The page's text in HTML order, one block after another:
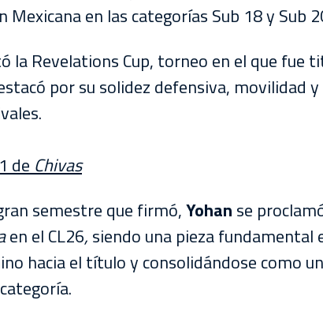
Mexicana en las categorías Sub 18 y Sub
la Revelations Cup, torneo en el que fue
por su solidez defensiva, movilidad
de Chivas
semestre que firmó,Yohan se
en el CL26, siendo una pieza fundamental
hacia el título y consolidándose como